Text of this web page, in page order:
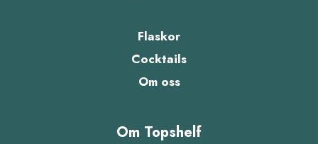
Flaskor
Cocktails
Om oss
Om Topshelf